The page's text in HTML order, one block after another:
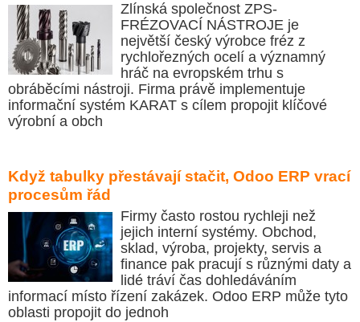
Zlínská společnost ZPS-
FRÉZOVACÍ NÁSTROJE je
největší český výrobce fréz z
rychlořezných ocelí a významný
hráč na evropském trhu s
obráběcími nástroji. Firma právě implementuje
informační systém KARAT s cílem propojit klíčové
výrobní a obch
Když tabulky přestávají stačit, Odoo ERP vrací
procesům řád
Firmy často rostou rychleji než
jejich interní systémy. Obchod,
sklad, výroba, projekty, servis a
finance pak pracují s různými daty a
lidé tráví čas dohledáváním
informací místo řízení zakázek. Odoo ERP může tyto
oblasti propojit do jednoh